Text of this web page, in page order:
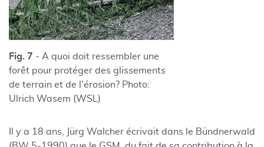
Fig. 7 - A quoi doit ressembler une
forêt pour protéger des glissements
de terrain et de l'érosion? Photo:
Ulrich Wasem (WSL)
Il y a 18 ans, Jürg Walcher écrivait dans le Bündnerwald